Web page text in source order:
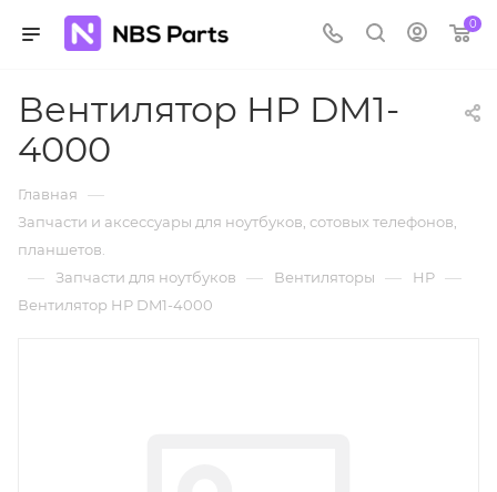
0
Вентилятор HP DM1-
4000
Главная —
Запчасти и аксессуары для ноутбуков, сотовых телефонов,
планшетов.
— Запчасти для ноутбуков — Вентиляторы — HP —
Вентилятор HP DM1-4000